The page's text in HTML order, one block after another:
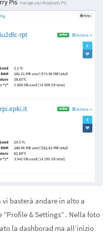
basterà andare in alto a
& Settings” . Nella foto
la dashborad ma all’inizio